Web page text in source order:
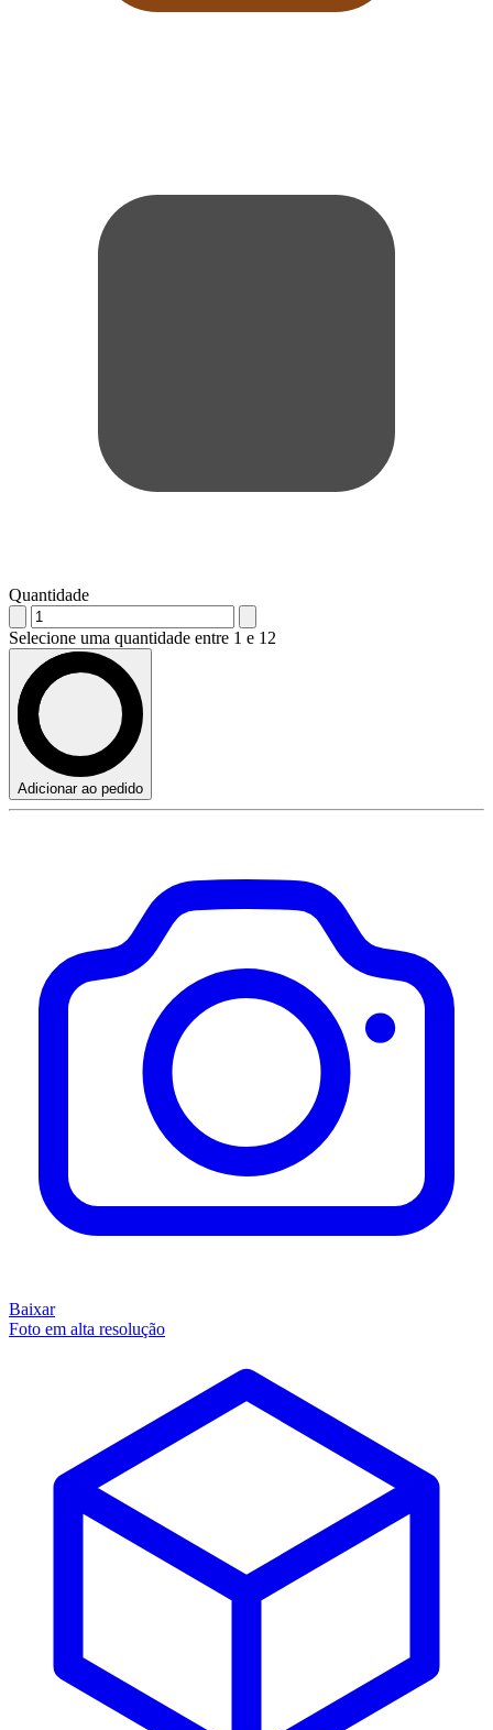
Quantidade
Selecione uma quantidade entre 1 e 12
Adicionar ao pedido
Baixar
Foto em alta resolução